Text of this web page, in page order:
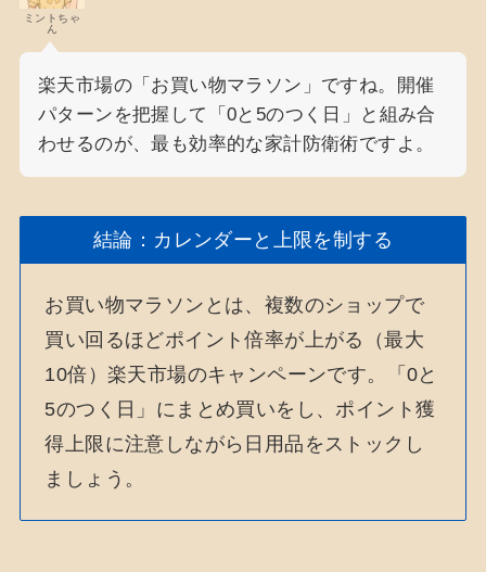
ミントちゃ
ん
楽天市場の「お買い物マラソン」ですね。開催
パターンを把握して「0と5のつく日」と組み合
わせるのが、最も効率的な家計防衛術ですよ。
結論：カレンダーと上限を制する
お買い物マラソンとは、複数のショップで
買い回るほどポイント倍率が上がる（最大
10倍）楽天市場のキャンペーンです。「0と
5のつく日」にまとめ買いをし、ポイント獲
得上限に注意しながら日用品をストックし
ましょう。